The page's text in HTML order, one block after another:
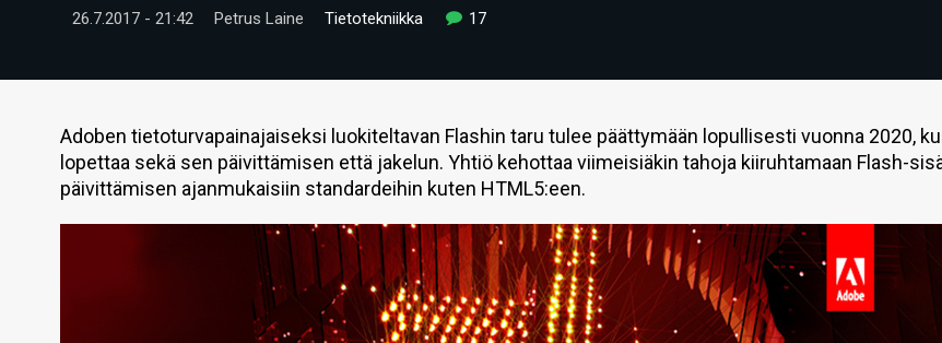
26.7.2017 - 21:42 Petrus Laine Tietotekniikka 17
Adoben tietoturvapainajaiseksi luokiteltavan Flashin taru tulee päättymään lopullisesti vuonna 2020,
lopettaa sekä sen päivittämisen että jakelun. Yhtiö kehottaa viimeisiäkin tahoja kiiruhtamaan Flash-
päivittämisen ajanmukaisiin standardeihin kuten HTML5:een.